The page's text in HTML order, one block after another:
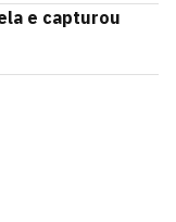
e capturou